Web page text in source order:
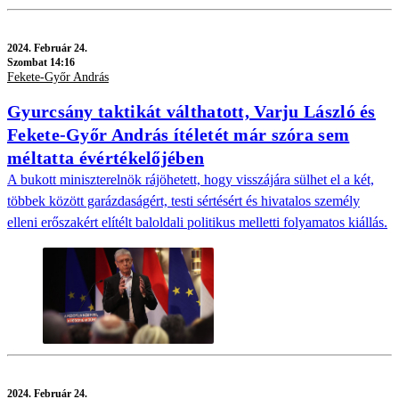
2024. Február 24.
Szombat 14:16
Fekete-Győr András
Gyurcsány taktikát válthatott, Varju László és
Fekete-Győr András ítéletét már szóra sem
méltatta évértékelőjében
A bukott miniszterelnök rájöhetett, hogy visszájára sülhet el a két,
többek között garázdaságért, testi sértésért és hivatalos személy
elleni erőszakért elítélt baloldali politikus melletti folyamatos kiállás.
2024. Február 24.